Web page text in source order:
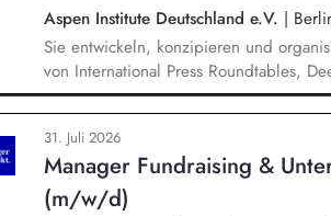
Aspen Institute Deutschland e.V. |
Sie entwickeln, konzipieren und
von International Press Roundtables,
hin zu besonderen Formaten wie der
Veranstaltungsformaten. Sie
hochrangige Referentinnen sowie
Wissenschaft, Medien und
31. Juli 2026
Manager Fundraising &
(m/w/d)